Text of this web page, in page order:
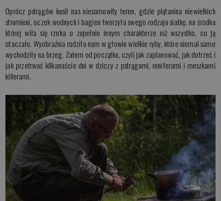
Oprócz pstrągów kusił nas niesamowity teren, gdzie plątanina niewielkich
strumieni, oczek wodnych i bagien tworzyła swego rodzaju siatkę, na środku
której wiła się rzeka o zupełnie innym charakterze niż wszystko, co ją
otaczało. Wyobraźnia rodziła nam w głowie wielkie ryby, które niemal same
wychodziły na brzeg. Zatem od początku, czyli jak zaplanować, jak dotrzeć i
jak przetrwać kilkanaście dni w dziczy z pstrągami, reniferami i meszkami
killerami.